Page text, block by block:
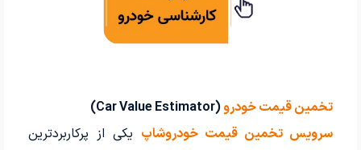
تخمین قیمت خودرو(Car Value Estimator)
سرویس تخمین قیمت خودروشاپ یکی از پرکاربردترین